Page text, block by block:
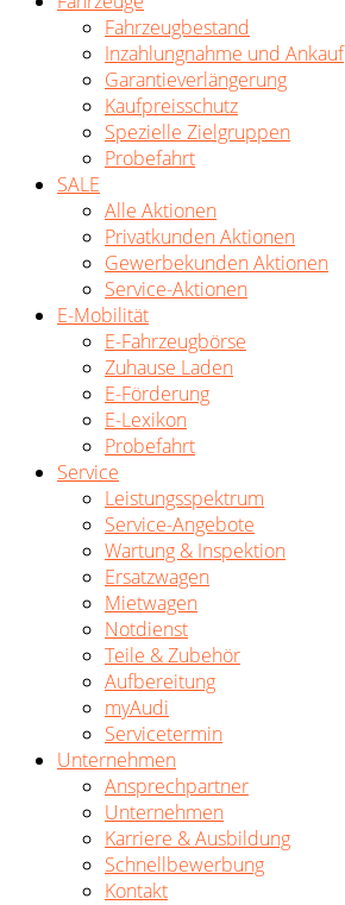
Fahrzeugbestand
Inzahlungnahme und Ankauf
Garantieverlängerung
Kaufpreisschutz
Spezielle Zielgruppen
Probefahrt
SALE
Alle Aktionen
Privatkunden Aktionen
Gewerbekunden Aktionen
Service-Aktionen
E-Mobilität
E-Fahrzeugbörse
Zuhause Laden
E-Förderung
E-Lexikon
Probefahrt
Service
Leistungsspektrum
Service-Angebote
Wartung & Inspektion
Ersatzwagen
Mietwagen
Notdienst
Teile & Zubehör
Aufbereitung
myAudi
Servicetermin
Unternehmen
Ansprechpartner
Unternehmen
Karriere & Ausbildung
Schnellbewerbung
Kontakt